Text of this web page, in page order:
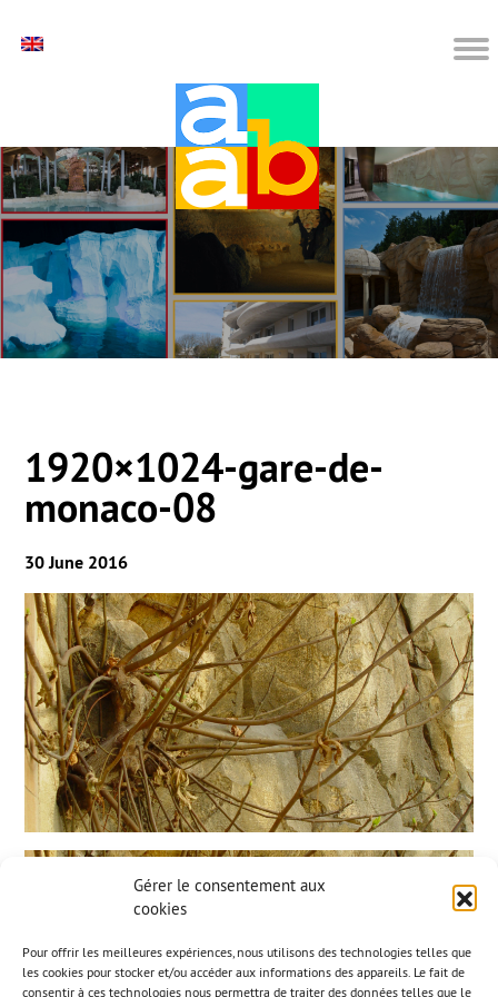
Gérer le consentement aux
cookies
Pour offrir les meilleures expériences, nous utilisons des technologies telles que
les cookies pour stocker et/ou accéder aux informations des appareils. Le fait de
consentir à ces technologies nous permettra de traiter des données telles que le
1920×1024-gare-de-
monaco-08
30 June 2016